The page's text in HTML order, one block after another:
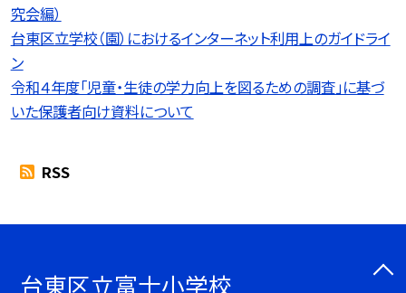
究会編）
台東区立学校（園）におけるインターネット利用上のガイドライ
ン
令和４年度「児童・生徒の学力向上を図るための調査」に基づ
いた保護者向け資料について
RSS
台東区立富士小学校